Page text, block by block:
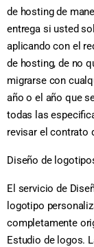
de hosting de
entrega si usted
aplicando con el
de hosting, de no
migrarse con
año o el año que
todas las
revisar el contrato
Diseño de
El servicio de
logotipo
completamente
Estudio de logos.